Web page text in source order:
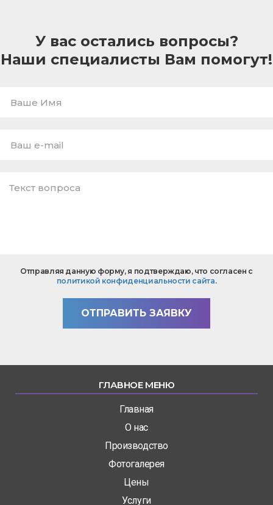
У вас остались вопросы?
Наши специалисты Вам помогут!
Имя
mail
вопроса
Отправляя данную форму, я подтверждаю, что согласен с
политикой конфиденциальности сайта.
ОТПРАВИТЬ ЗАЯВКУ
ГЛАВНОЕ МЕНЮ
Главная
О нас
Производство
Фотогалерея
Цены
Услуги